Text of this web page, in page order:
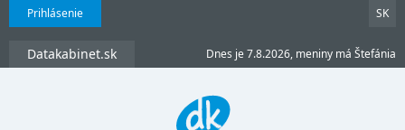
Prihlásenie SK
Datakabinet.sk Dnes je 7.8.2026, meniny má Štefánia